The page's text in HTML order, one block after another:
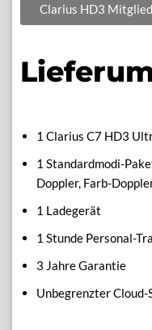
Clarius HD3
1 Clarius C7 HD3
1 Standardmodi-
Doppler, Farb-
1 Ladegerät
1 Stunde Personal-
3 Jahre Garantie
Unbegrenzter Cloud-